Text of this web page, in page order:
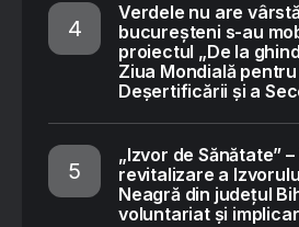
Verdele nu are
bucureșteni s-au
proiectul „De la
Ziua Mondială
Deșertificării și a
„Izvor de Sănătate”
revitalizare a
Neagră din județul
voluntariat și